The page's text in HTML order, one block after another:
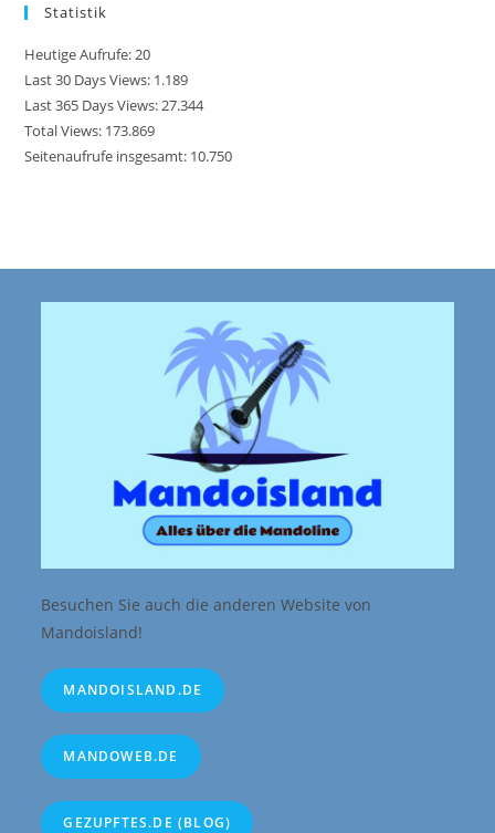
Statistik
Heutige Aufrufe:20
Last 30 Days Views: 1.189
Last 365 Days Views:27.344
Total Views: 173.869
Seitenaufrufe insgesamt: 10.750
Besuchen Sie auch die anderen Website von
Mandoisland!
MANDOISLAND.DE
MANDOWEB.DE
GEZUPFTES.DE (BLOG)